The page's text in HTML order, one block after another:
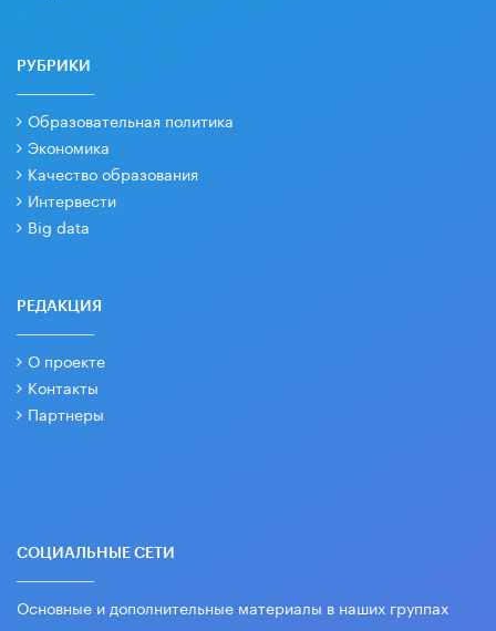
РУБРИКИ
Образовательная политика
Экономика
Качество образования
Интервести
Big data
РЕДАКЦИЯ
О проекте
Контакты
Партнеры
СОЦИАЛЬНЫЕ СЕТИ
Основные и дополнительные материалы в наших группах